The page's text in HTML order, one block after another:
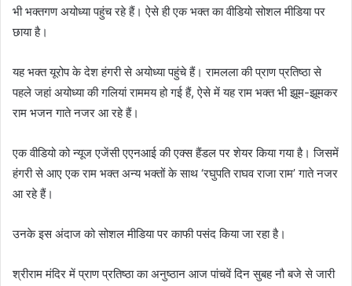
भी भक्तगण अयोध्या पहुंच रहे हैं। ऐसे ही एक भक्त का वीडियो सोशल मीडिया पर
छाया है।
यह भक्त यूरोप के देश हंगरी से अयोध्या पहुंचे हैं। रामलला की प्राण प्रतिष्ठा से
पहले जहां अयोध्या की गलियां राममय हो गई हैं, ऐसे में यह राम भक्त भी झूम-झूमकर
राम भजन गाते नजर आ रहे हैं।
एक वीडियो को न्यूज एजेंसी एएनआई की एक्स हैंडल पर शेयर किया गया है। जिसमें
हंगरी से आए एक राम भक्त अन्य भक्तों के साथ ‘रघुपति राघव राजा राम’ गाते नजर
आ रहे हैं।
उनके इस अंदाज को सोशल मीडिया पर काफी पसंद किया जा रहा है।
श्रीराम मंदिर में प्राण प्रतिष्ठा का अनुष्ठान आज पांचवें दिन सुबह नौ बजे से जारी